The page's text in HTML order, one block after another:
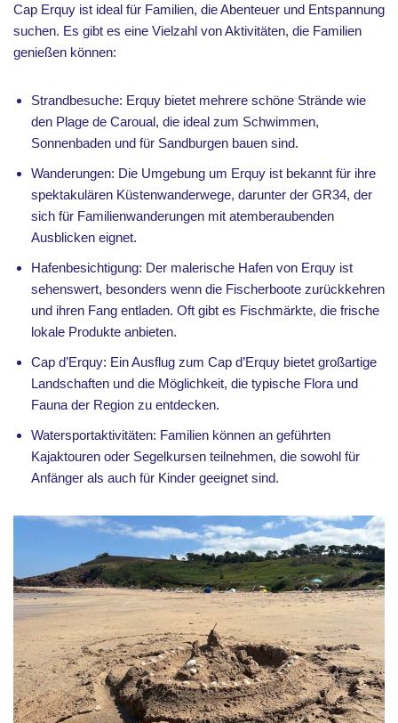
Cap Erquy ist ideal für Familien, die Abenteuer und Entspannung
suchen. Es gibt es eine Vielzahl von Aktivitäten, die Familien
genießen können:
Strandbesuche: Erquy bietet mehrere schöne Strände wie
den Plage de Caroual, die ideal zum Schwimmen,
Sonnenbaden und für Sandburgen bauen sind.
Wanderungen: Die Umgebung um Erquy ist bekannt für ihre
spektakulären Küstenwanderwege, darunter der GR34, der
sich für Familienwanderungen mit atemberaubenden
Ausblicken eignet.
Hafenbesichtigung: Der malerische Hafen von Erquy ist
sehenswert, besonders wenn die Fischerboote zurückkehren
und ihren Fang entladen. Oft gibt es Fischmärkte, die frische
lokale Produkte anbieten.
Cap d’Erquy: Ein Ausflug zum Cap d’Erquy bietet großartige
Landschaften und die Möglichkeit, die typische Flora und
Fauna der Region zu entdecken.
Watersportaktivitäten: Familien können an geführten
Kajaktouren oder Segelkursen teilnehmen, die sowohl für
Anfänger als auch für Kinder geeignet sind.